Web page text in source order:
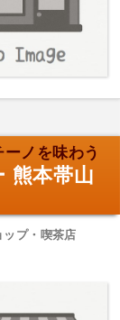
ノを味わう
熊本帯山
プ・喫茶店